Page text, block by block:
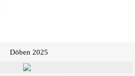
Döben 2025